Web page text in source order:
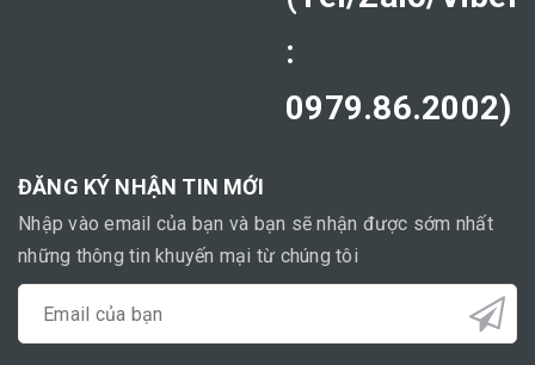
:
0979.86.2002)
ĐĂNG KÝ NHẬN TIN MỚI
Nhập vào email của bạn và bạn sẽ nhận được sớm nhất
những thông tin khuyến mại từ chúng tôi